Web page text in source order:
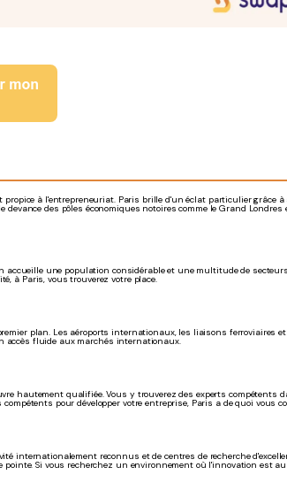
à l'entrepreneuriat. Paris brille d'un éclat particulier grâce à
devance des pôles économiques notoires comme le Grand Londres
une population considérable et une multitude de
à Paris, vous trouverez votre place.
plan. Les aéroports internationaux, les liaisons ferroviaires
accès fluide aux marchés internationaux.
hautement qualifiée. Vous y trouverez des experts compétents
pour développer votre entreprise, Paris a de quoi vous
internationalement reconnus et de centres de recherche
pointe. Si vous recherchez un environnement où l'innovation est